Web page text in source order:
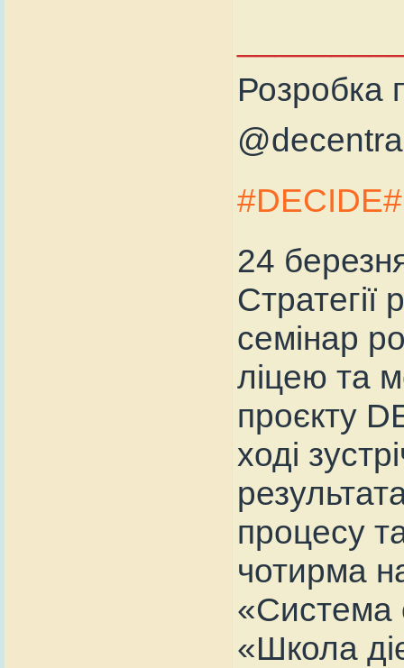
Розробка
#DECIDE
24
семінар
ліцею та
проєкту
ході
процесу
чотирма
«Система
«Школа